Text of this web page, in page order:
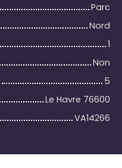
Parc
Nord
1
Non
5
Le Havre 76600
VA14266